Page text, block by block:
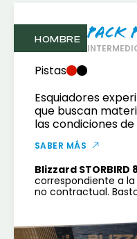
HOMBRE Pack
Pistas
Esquiadores
que buscan
las condiciones de
SABER MÁS
Blizzard STORBIRD
correspondiente a
no contractual.